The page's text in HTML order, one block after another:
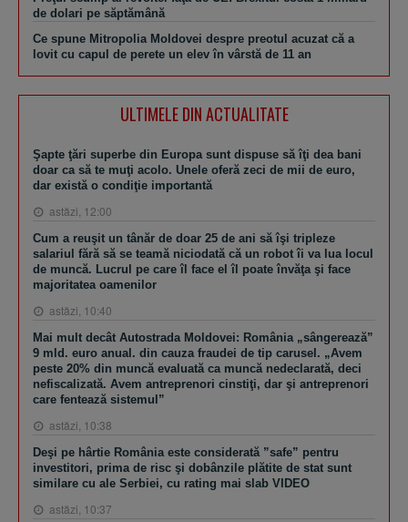
de dolari pe săptămână
Ce spune Mitropolia Moldovei despre preotul acuzat că a
lovit cu capul de perete un elev în vârstă de 11 an
ULTIMELE DIN ACTUALITATE
Şapte ţări superbe din Europa sunt dispuse să îţi dea bani
doar ca să te muţi acolo. Unele oferă zeci de mii de euro,
dar există o condiţie importantă
astăzi, 12:00
Cum a reuşit un tânăr de doar 25 de ani să îşi tripleze
salariul fără să se teamă niciodată că un robot îi va lua locul
de muncă. Lucrul pe care îl face el îl poate învăţa şi face
majoritatea oamenilor
astăzi, 10:40
Mai mult decât Autostrada Moldovei: România „sângerează”
9 mld. euro anual. din cauza fraudei de tip carusel. „Avem
peste 20% din muncă evaluată ca muncă nedeclarată, deci
nefiscalizată. Avem antreprenori cinstiţi, dar şi antreprenori
care fentează sistemul”
astăzi, 10:38
Deşi pe hârtie România este considerată ”safe” pentru
investitori, prima de risc şi dobânzile plătite de stat sunt
similare cu ale Serbiei, cu rating mai slab VIDEO
astăzi, 10:37